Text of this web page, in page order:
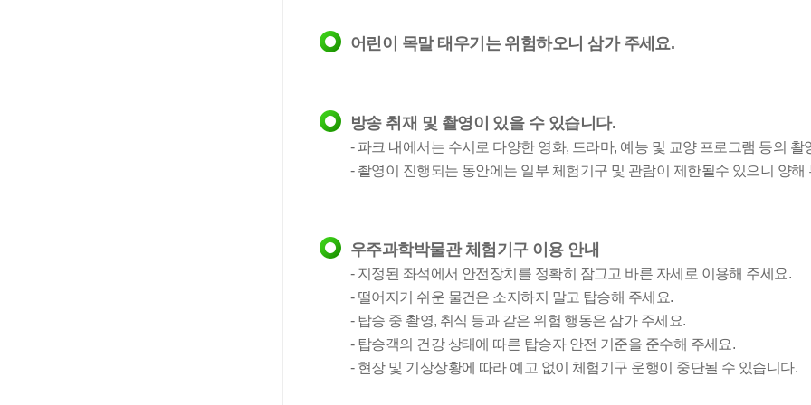
어린이 목말 태우기는 위험하오니 삼가 주세요.
방송 취재 및 촬영이 있을 수 있습니다.
- 파크 내에서는 수시로 다양한 영화, 드라마, 예능 및 교양 프로그램 등의 촬
- 촬영이 진행되는 동안에는 일부 체험기구 및 관람이 제한될수 있으니 양해
우주과학박물관 체험기구 이용 안내
- 지정된 좌석에서 안전장치를 정확히 잠그고 바른 자세로 이용해 주세요.
- 떨어지기 쉬운 물건은 소지하지 말고 탑승해 주세요.
- 탑승 중 촬영, 취식 등과 같은 위험 행동은 삼가 주세요.
- 탑승객의 건강 상태에 따른 탑승자 안전 기준을 준수해 주세요.
- 현장 및 기상상황에 따라 예고 없이 체험기구 운행이 중단될 수 있습니다.